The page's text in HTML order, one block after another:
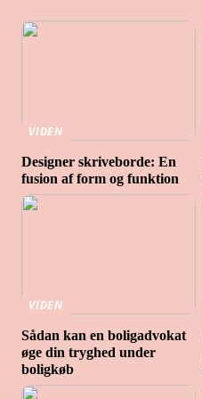
VIDEN
Designer skriveborde: En
fusion af form og funktion
VIDEN
Sådan kan en boligadvokat
øge din tryghed under
boligkøb